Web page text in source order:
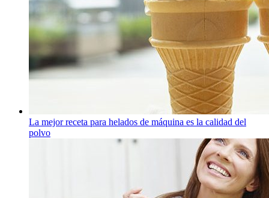
La mejor receta para helados de máquina es la calidad del
polvo